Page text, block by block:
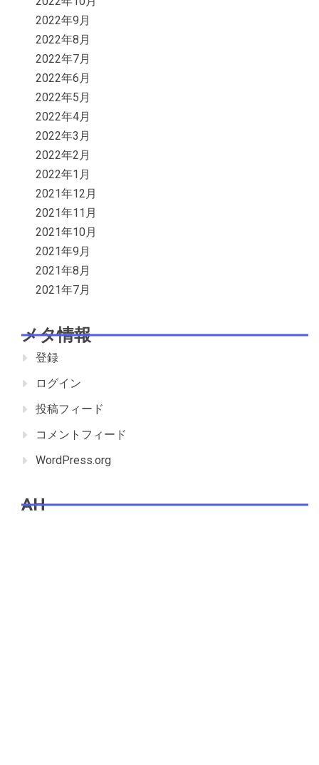
2022年9月
2022年8月
2022年7月
2022年6月
2022年5月
2022年4月
2022年3月
2022年2月
2022年1月
2021年12月
2021年11月
2021年10月
2021年9月
2021年8月
2021年7月
メタ情報
登録
ログイン
投稿フィード
コメントフィード
WordPress.org
AH